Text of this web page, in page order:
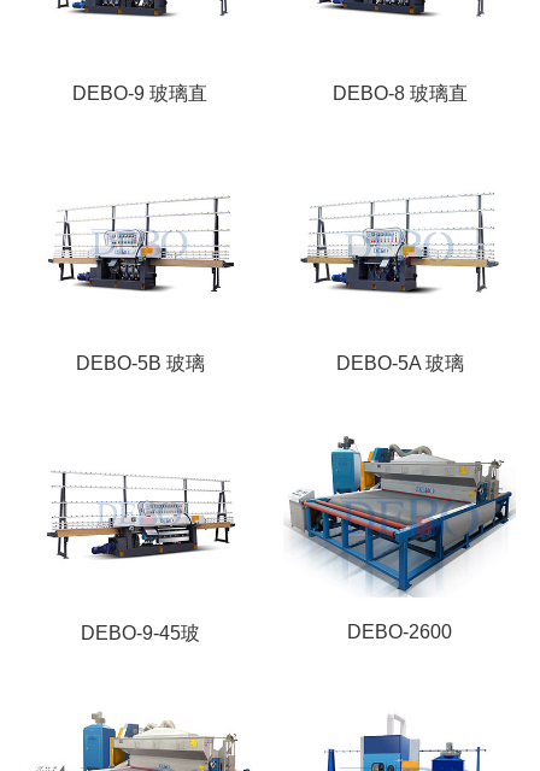
DEBO-9 玻璃直 DEBO-8 玻璃直
DEBO-5B 玻璃 DEBO-5A 玻璃
DEBO-9-45玻 DEBO-2600